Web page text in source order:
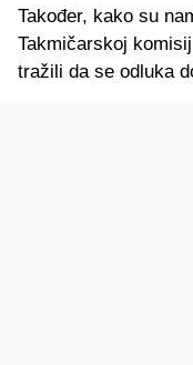
Također, kako su
Takmičarskoj
tražili da se odluka